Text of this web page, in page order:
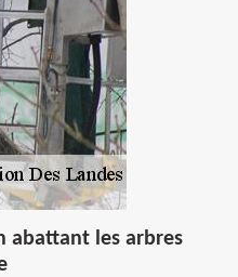
abattant les arbres